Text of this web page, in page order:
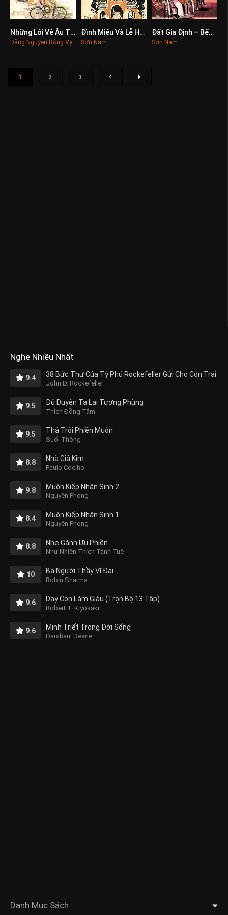
0Những Lối Về Ấu Thơ
Đặng Nguyễn Đông Vy
0Đình Miếu Và Lễ Hội Dân Gian Miền Nam
Sơn Nam
0
Đất Gia Định – Bến Nghé Xưa Và Người Sài Gòn
Sơn Nam
1 2 3 4
Nghe Nhiều Nhất
9.4 38 Bức Thư Của Tỷ Phú Rockefeller Gửi Cho Con Trai
John D. Rockefeller
9.5 Đủ Duyên Ta Lại Tương Phùng
Thích Đồng Tâm
9.5 Thả Trôi Phiền Muộn
Suối Thông
8.8 Nhà Giả Kim
Paulo Coelho
9.8 Muôn Kiếp Nhân Sinh 2
Nguyên Phong
8.4 Muôn Kiếp Nhân Sinh 1
Nguyên Phong
8.8 Nhẹ Gánh Ưu Phiền
Như Nhiên Thích Tánh Tuệ
10 Ba Người Thầy Vĩ Đại
Robin Sharma
9.6 Dạy Con Làm Giàu (Trọn Bộ 13 Tập)
Robert T. Kiyosaki
9.6 Minh Triết Trong Đời Sống
Darshani Deane
Danh Mục Sách